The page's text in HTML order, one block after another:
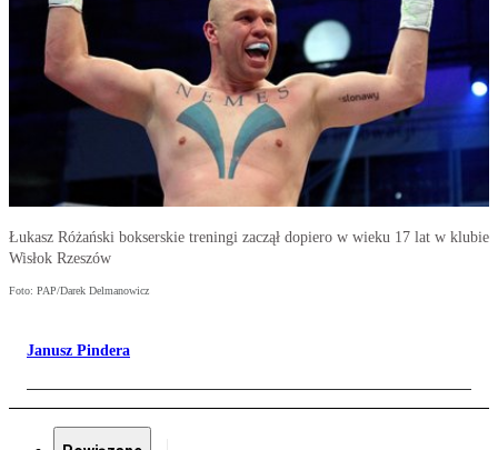
Łukasz Różański bokserskie treningi zaczął dopiero w wieku 17 lat w klubie
Wisłok Rzeszów
Foto: PAP/Darek Delmanowicz
Janusz Pindera